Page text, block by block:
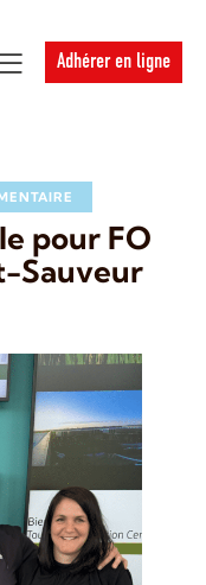
Adhérer en ligne
pour FO
Sauveur